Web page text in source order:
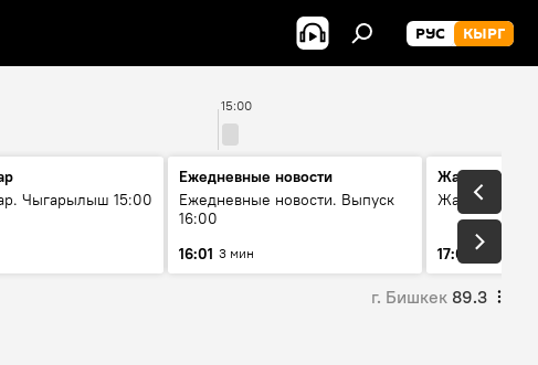
РУС КЫРГ
15:00
Чыгарылыш 15:00
Ежедневные новости
Ежедневные новости. Выпуск
16:00
16:01 3 мин
Жаңылыктар
17:01 5 мин
г. Бишкек 89.3